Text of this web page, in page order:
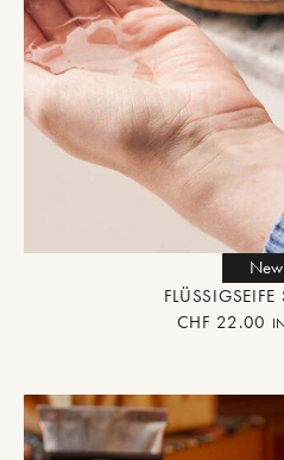
New
FLÜSSIGSEIFE
CHF 22.00